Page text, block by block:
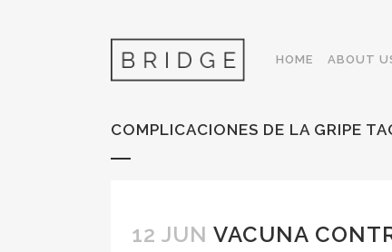
HOME ABOUT
COMPLICACIONES DE LA GRIPE
12 JUN VACUNA